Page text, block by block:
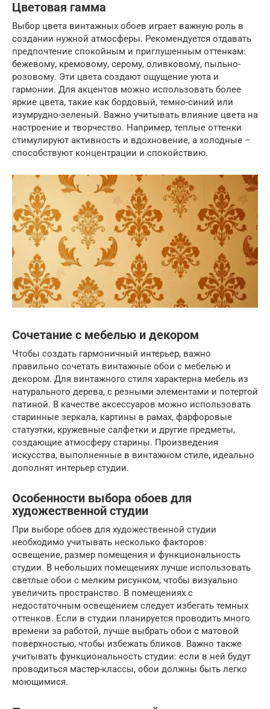
Цветовая гамма
Выбор цвета винтажных обоев играет важную роль в
создании нужной атмосферы. Рекомендуется отдавать
предпочтение спокойным и приглушенным оттенкам:
бежевому, кремовому, серому, оливковому, пыльно-
розовому. Эти цвета создают ощущение уюта и
гармонии. Для акцентов можно использовать более
яркие цвета, такие как бордовый, темно-синий или
изумрудно-зеленый. Важно учитывать влияние цвета на
настроение и творчество. Например, теплые оттенки
стимулируют активность и вдохновение, а холодные –
способствуют концентрации и спокойствию.
Сочетание с мебелью и декором
Чтобы создать гармоничный интерьер, важно
правильно сочетать винтажные обои с мебелью и
декором. Для винтажного стиля характерна мебель из
натурального дерева, с резными элементами и потертой
патиной. В качестве аксессуаров можно использовать
старинные зеркала, картины в рамах, фарфоровые
статуэтки, кружевные салфетки и другие предметы,
создающие атмосферу старины. Произведения
искусства, выполненные в винтажном стиле, идеально
дополнят интерьер студии.
Особенности выбора обоев для
художественной студии
При выборе обоев для художественной студии
необходимо учитывать несколько факторов:
освещение, размер помещения и функциональность
студии. В небольших помещениях лучше использовать
светлые обои с мелким рисунком, чтобы визуально
увеличить пространство. В помещениях с
недостаточным освещением следует избегать темных
оттенков. Если в студии планируется проводить много
времени за работой, лучше выбрать обои с матовой
поверхностью, чтобы избежать бликов. Важно также
учитывать функциональность студии: если в ней будут
проводиться мастер-классы, обои должны быть легко
моющимися.